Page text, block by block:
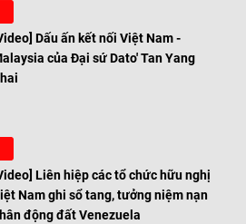
Dấu ấn kết nối Việt Nam -
của Đại sứ Dato' Tan Yang
Liên hiệp các tổ chức hữu nghị
Nam ghi sổ tang, tưởng niệm nạn
động đất Venezuela